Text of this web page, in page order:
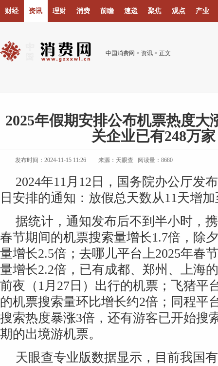
财经 资讯 理财 消费 前瞻 速递 聚焦 观点 产业
中国消费网 > 资讯 > 正文
2025年假期安排公布机票热度大
关企业已有248万家
发布时间：2024-11-15 11:26 来源：天眼查 阅读量：8680
2024年11月12日，国务院办公厅发
日安排的通知：放假总天数从11天增
据统计，通知发布后不到半小时，
春节期间的机票搜索量增长1.7倍，除
量增长2.5倍；去哪儿平台上2025年春
量增长2.2倍，已有成都、郑州、上海
前夜（1月27日）出行的机票；飞猪平
的机票搜索量环比增长约2倍；同程平
搜索热度暴涨3倍，还有游客已开始搜
期的出境游机票。
天眼查专业版数据显示，目前我国